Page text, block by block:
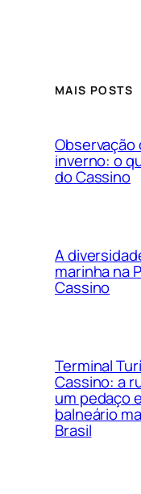
MAIS POSTS
Observação
inverno: o
do Cassino
A
marinha na
Cassino
Terminal
Cassino: a
um pedaço
balneário
Brasil